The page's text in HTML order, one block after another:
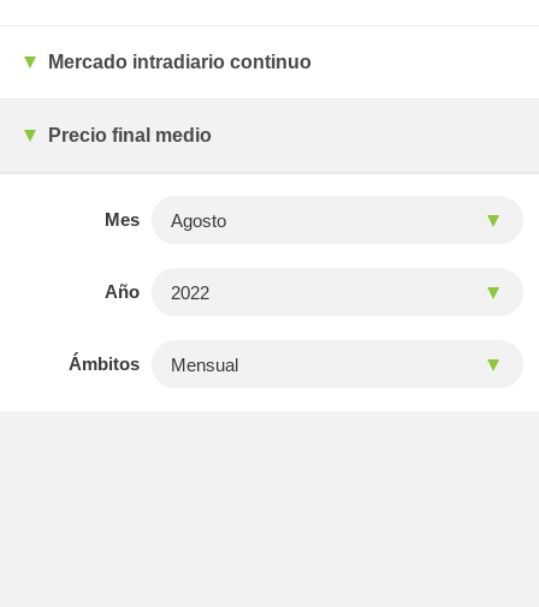
Mercado intradiario continuo
Precio final medio
Mes
Año
Ámbitos